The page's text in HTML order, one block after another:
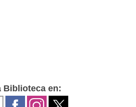
Biblioteca en: